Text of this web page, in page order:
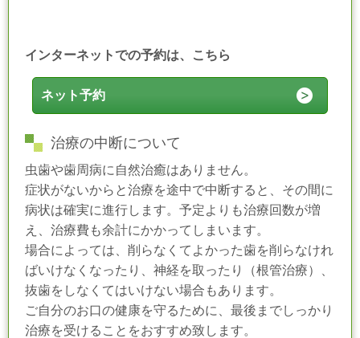
インターネットでの予約は、こちら
ネット予約
治療の中断について
虫歯や歯周病に自然治癒はありません。
症状がないからと治療を途中で中断すると、その間に
病状は確実に進行します。予定よりも治療回数が増
え、治療費も余計にかかってしまいます。
場合によっては、削らなくてよかった歯を削らなけれ
ばいけなくなったり、神経を取ったり（根管治療）、
抜歯をしなくてはいけない場合もあります。
ご自分のお口の健康を守るために、最後までしっかり
治療を受けることをおすすめ致します。